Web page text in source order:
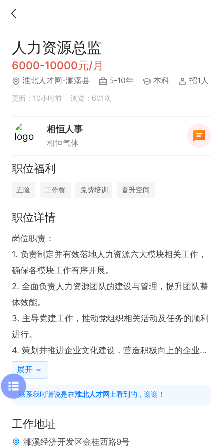
人力资源总监
6000-10000元/月
淮北人才网-濉溪县 5-10年 本科 招1人
更新：10小时前 浏览：601次
相恒人事
相恒气体
职位福利
五险 工作餐 免费培训 晋升空间
职位详情
岗位职责：
1. 负责制定并有效落地人力资源六大模块相关工作，
确保各模块工作有序开展。
2. 全面负责人力资源团队的建设与管理，提升团队整
体效能。
3. 主导党建工作，推动党组织相关活动及任务的顺利
进行。
4. 策划并推进企业文化建设，营造积极向上的企业氛
围。
任职要求：
运用相关理论与方法。
展开
联系我时请说是在淮北人才网上看到的，谢谢！
工作地址
濉溪经济开发区金桂西路9号